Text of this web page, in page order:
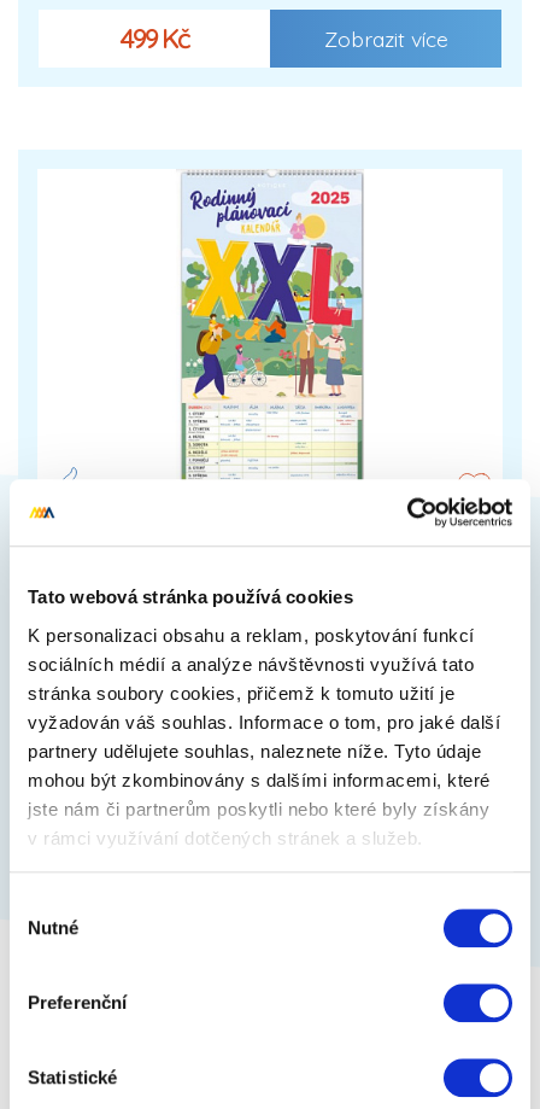
Tato webová stránka používá cookies
K personalizaci obsahu a reklam, poskytování funkcí
sociálních médií a analýze návštěvnosti využívá tato
stránka soubory cookies, přičemž k tomuto užití je
vyžadován váš souhlas. Informace o tom, pro jaké další
partnery udělujete souhlas, naleznete níže. Tyto údaje
mohou být zkombinovány s dalšími informacemi, které
jste nám či partnerům poskytli nebo které byly získány
v rámci využívání dotčených stránek a služeb.
souhlasu
Nutné
Preferenční
Statistické
499 Kč Zobrazit více
Nástěnný kalendář Rodinný plánovací
plánování rodinných aktivit.
249 Kč Zobrazit více